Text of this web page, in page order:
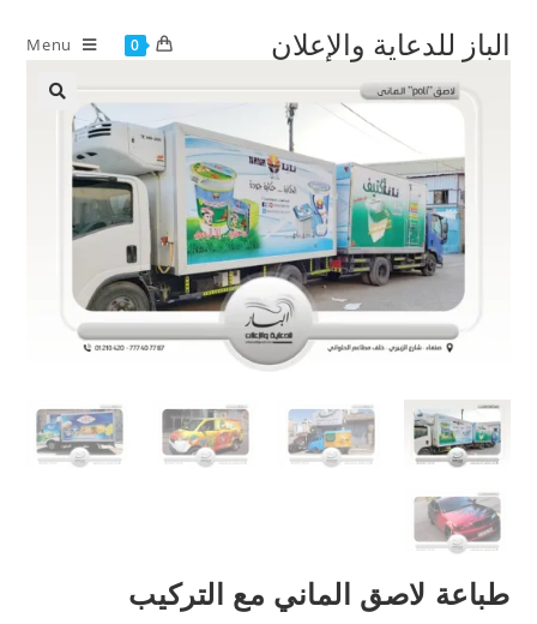
الباز للدعاية والإعلان 0
Menu
طباعة لاصق الماني مع التركيب